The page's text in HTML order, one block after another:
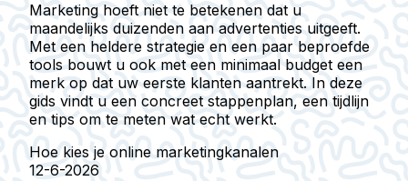
Marketing hoeft niet te betekenen dat u
maandelijks duizenden aan advertenties uitgeeft.
Met een heldere strategie en een paar beproefde
tools bouwt u ook met een minimaal budget een
merk op dat uw eerste klanten aantrekt. In deze
gids vindt u een concreet stappenplan, een tijdlijn
en tips om te meten wat echt werkt.
Hoe kies je online marketingkanalen
12-6-2026